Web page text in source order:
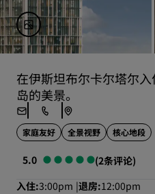
在伊斯坦布尔卡尔塔尔
岛的美景。
家庭友好 全景视野 核心地段
5.0
(2条评论)
入住 3:00pm 退房 12:00pm